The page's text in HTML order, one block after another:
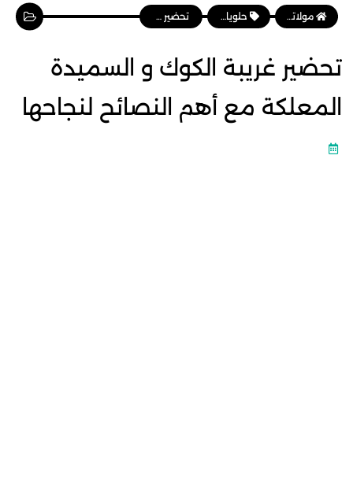
مولاتي موقع نسائي مغربي يهتم بالمرأة المغربية، وأخبار الأسرة و المجتمع حلويات مغربية تحضير غريبة الكوك و السميدة المعلكة مع أهم النصائح لنجاحها
تحضير غريبة الكوك و السميدة
المعلكة مع أهم النصائح لنجاحها